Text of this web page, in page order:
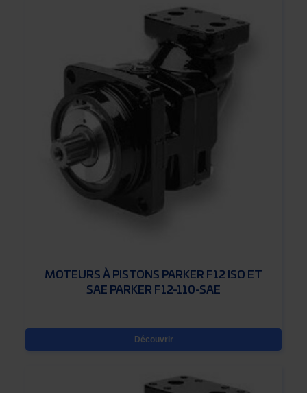
MOTEURS À PISTONS PARKER F12 ISO ET
SAE PARKER F12-110-SAE
Découvrir